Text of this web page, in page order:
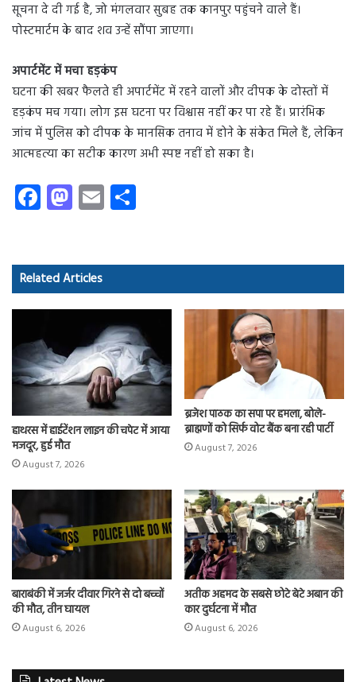
सूचना दे दी गई है, जो मंगलवार सुबह तक कानपुर पहुंचने वाले हैं।
पोस्टमार्टम के बाद शव उन्हें सौंपा जाएगा।
अपार्टमेंट में मचा हड़कंप
घटना की खबर फैलते ही अपार्टमेंट में रहने वालों और दीपक के दोस्तों में
हड़कंप मच गया। लोग इस घटना पर विश्वास नहीं कर पा रहे हैं। प्रारंभिक
जांच में पुलिस को दीपक के मानसिक तनाव में होने के संकेत मिले हैं, लेकिन
आत्महत्या का सटीक कारण अभी स्पष्ट नहीं हो सका है।
Fa
ce
o
ok
M
as
d
o
E
m
Related Articles
हाथरस में हाईटेंशन लाइन की चपेट में आया
मजदूर, हुई मौत
August 7, 2026
ब्रजेश पाठक का सपा पर हमला, बोले-
ब्राह्मणों को सिर्फ वोट बैंक बना रही पार्टी
August 7, 2026
बाराबंकी में जर्जर दीवार गिरने से दो बच्चों
की मौत, तीन घायल
August 6, 2026
अतीक अहमद के सबसे छोटे बेटे अबान की
कार दुर्घटना में मौत
August 6, 2026